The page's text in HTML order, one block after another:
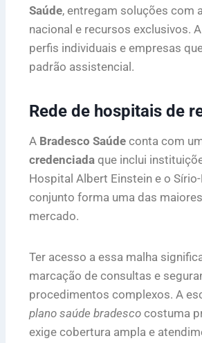
Saúde, entregam soluções com
nacional e recursos exclusivos.
perfis individuais e empresas
padrão assistencial.
Rede de hospitais de
A Bradesco Saúde conta com
credenciada que inclui
Hospital Albert Einstein e o
conjunto forma uma das
mercado.
Ter acesso a essa malha
marcação de consultas e
procedimentos complexos. A
plano saúde bradesco costuma
exige cobertura ampla e